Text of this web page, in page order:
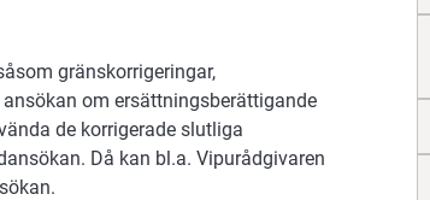
gränskorrigeringar,
om ersättningsberättigande
de korrigerade slutliga
Då kan bl.a. Vipurådgivaren